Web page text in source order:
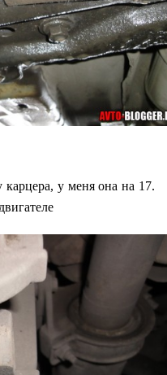
у меня она на 17.